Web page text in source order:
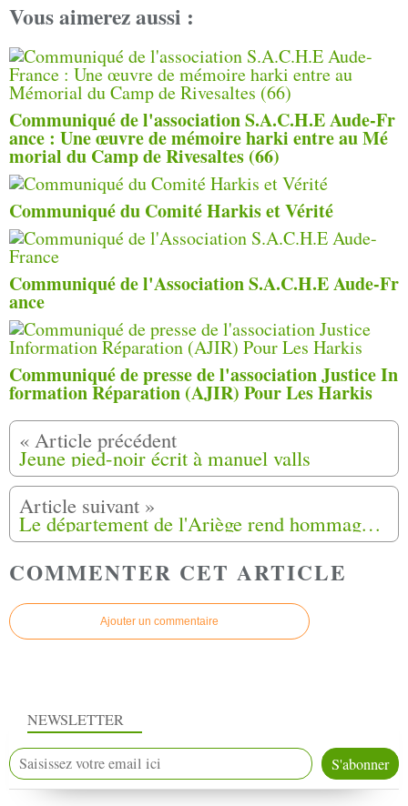
Vous aimerez aussi :
Communiqué de l'association S.A.C.H.E Aude-Fr
ance : Une œuvre de mémoire harki entre au Mé
morial du Camp de Rivesaltes (66)
Communiqué du Comité Harkis et Vérité
Communiqué de l'Association S.A.C.H.E Aude-Fr
ance
Communiqué de presse de l'association Justice In
formation Réparation (AJIR) Pour Les Harkis
Jeune pied-noir écrit à manuel valls
Le département de l'Ariège rend hommage aux Harkis et autres formations supplétives
COMMENTER CET ARTICLE
Ajouter un commentaire
NEWSLETTER